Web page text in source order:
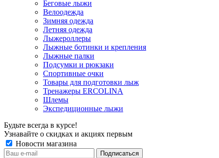
Беговые лыжи
Велоодежда
Зимняя одежда
Летняя одежда
Лыжероллеры
Лыжные ботинки и крепления
Лыжные палки
Подсумки и рюкзаки
Спортивные очки
Товары для подготовки лыж
Тренажеры ERCOLINA
Шлемы
Экспедиционные лыжи
Будьте всегда в курсе!
Узнавайте о скидках и акциях первым
Новости магазина